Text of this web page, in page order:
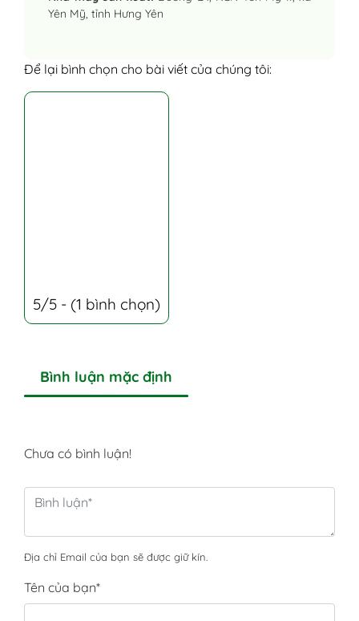
Yên Mỹ, tỉnh Hưng Yên
Để lại bình chọn cho bài viết của chúng tôi:
5/5 - (1 bình chọn)
Bình luận mặc định
Chưa có bình luận!
Địa chỉ Email của bạn sẽ được giữ kín.
Tên của bạn*